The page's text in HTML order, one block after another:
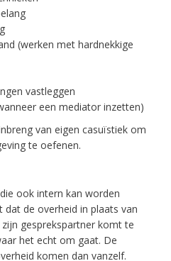
(werken met hardnekkige
vastleggen
een mediator inzetten)
van eigen casuïstiek om
te oefenen.
ook intern kan worden
de overheid in plaats van
gesprekspartner komt te
het echt om gaat. De
komen dan vanzelf.